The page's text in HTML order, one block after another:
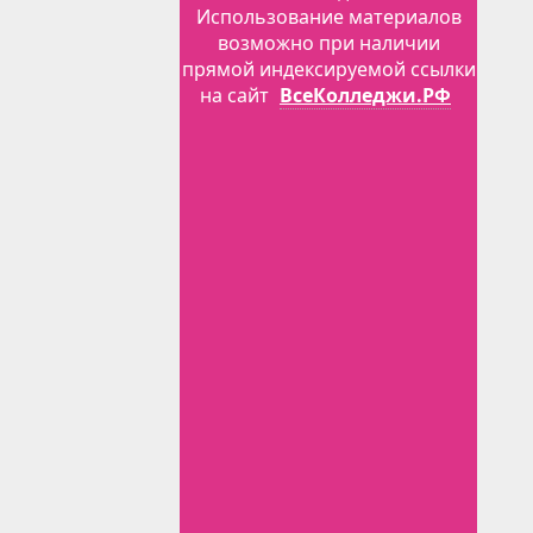
Использование материалов
возможно при наличии
прямой индексируемой ссылки
на сайт ВсеКолледжи.РФ